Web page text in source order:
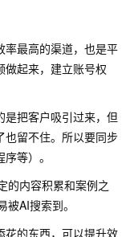
率最高的渠道，也是平
做起来，建立账号权
是把客户吸引过来，但
也留不住。所以要同步
等）。
的内容积累和案例之
AI搜索到。
花的东西，可以提升效